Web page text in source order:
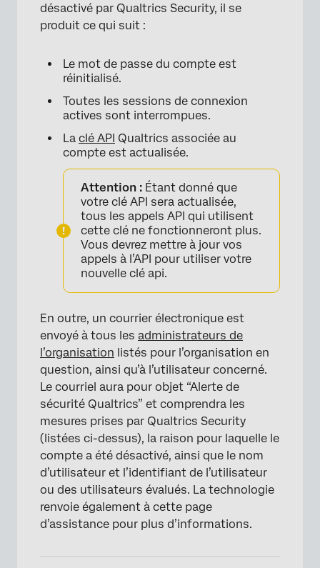
désactivé par Qualtrics Security, il se
produit ce qui suit :
Le mot de passe du compte est
réinitialisé.
Toutes les sessions de connexion
actives sont interrompues.
La clé API Qualtrics associée au
compte est actualisée.
Attention : Étant donné que
votre clé API sera actualisée,
tous les appels API qui utilisent
cette clé ne fonctionneront plus.
Vous devrez mettre à jour vos
appels à l’API pour utiliser votre
nouvelle clé api.
En outre, un courrier électronique est
envoyé à tous les administrateurs de
l’organisation listés pour l’organisation en
question, ainsi qu’à l’utilisateur concerné.
Le courriel aura pour objet “Alerte de
sécurité Qualtrics” et comprendra les
mesures prises par Qualtrics Security
(listées ci-dessus), la raison pour laquelle le
compte a été désactivé, ainsi que le nom
d’utilisateur et l’identifiant de l’utilisateur
ou des utilisateurs évalués. La technologie
renvoie également à cette page
d’assistance pour plus d’informations.